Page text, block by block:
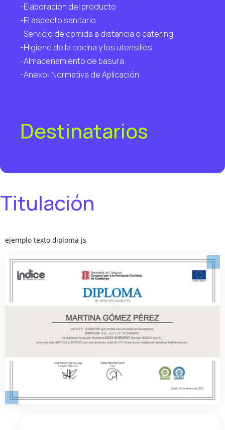
-Elaboración del producto
-El aspecto sanitario
-Servicio de comida a distancia o catering
-Higiene de la cocina y los utensilios
-Almacenamiento de basura
-Anexo: Normativa de Aplicación
Destinatarios
Titulación
ejemplo texto diploma js